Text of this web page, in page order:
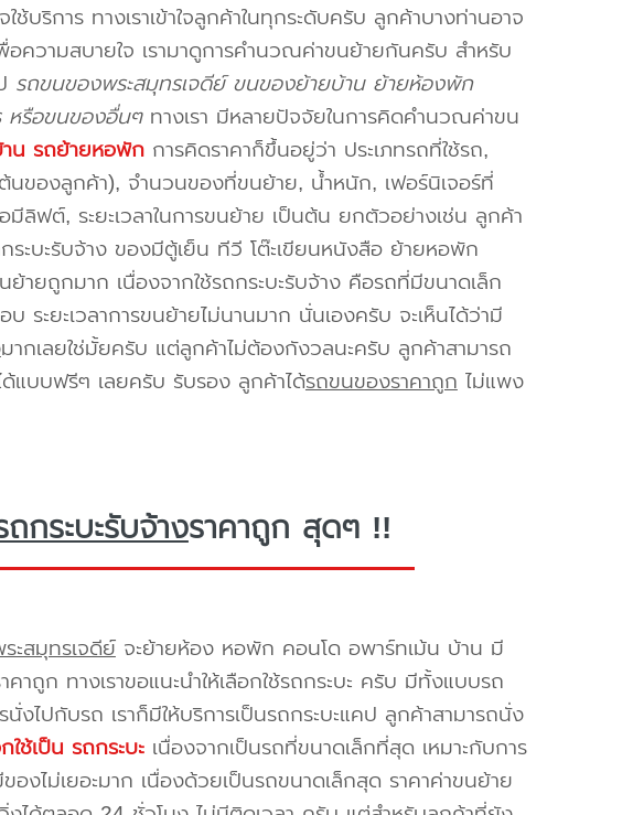
ช้บริการ ทางเราเข้าใจลูกค้าในทุกระดับครับ ลูกค้าบางท่านอาจ
ความสบายใจ เรามาดูการคำนวณค่าขนย้ายกันครับ สำหรับ
รถขนของพระสมุทรเจดีย์ ขนของย้ายบ้าน ย้ายห้องพัก
หรือขนของอื่นๆทางเรา มีหลายปัจจัยในการคิดคำนวณค่าขน
น รถย้ายหอพักการคิดราคาก็ขึ้นอยู่ว่า ประเภทรถที่ใช้รถ,
นของลูกค้า), จำนวนของที่ขนย้าย, น้ำหนัก, เฟอร์นิเจอร์ที่
ลิฟต์, ระยะเวลาในการขนย้าย เป็นต้น ยกตัวอย่างเช่น ลูกค้า
ระบะรับจ้าง ของมีตู้เย็น ทีวี โต๊ะเขียนหนังสือ ย้ายหอพัก
ยถูกมาก เนื่องจากใช้รถกระบะรับจ้าง คือรถที่มีขนาดเล็ก
ะยะเวลาการขนย้ายไม่นานมาก นั่นเองครับ จะเห็นได้ว่ามี
มากเลยใช่มั้ยครับ แต่ลูกค้าไม่ต้องกังวลนะครับ ลูกค้าสามารถ
ด้แบบฟรีๆ เลยครับ รับรอง ลูกค้าได้รถขนของราคาถูกไม่แพง
ถกระบะรับจ้างราคาถูก สุดๆ !!
ะสมุทรเจดีย์จะย้ายห้อง หอพัก คอนโด อพาร์ทเม้น บ้าน มี
คาถูก ทางเราขอแนะนำให้เลือกใช้รถกระบะ ครับ มีทั้งแบบรถ
ไปกับรถ เราก็มีให้บริการเป็นรถกระบะแคป ลูกค้าสามารถนั่ง
ใช้เป็น รถกระบะเนื่องจากเป็นรถที่ขนาดเล็กที่สุด เหมาะกับการ
ไม่เยอะมาก เนื่องด้วยเป็นรถขนาดเล็กสุด ราคาค่าขนย้าย